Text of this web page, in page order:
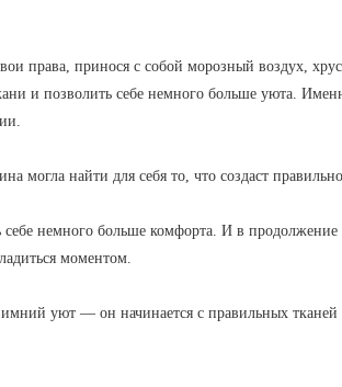
права, принося с собой морозный воздух,
и позволить себе немного больше уюта.
могла найти для себя то, что создаст
немного больше комфорта. И в
моментом.
уют — он начинается с правильных